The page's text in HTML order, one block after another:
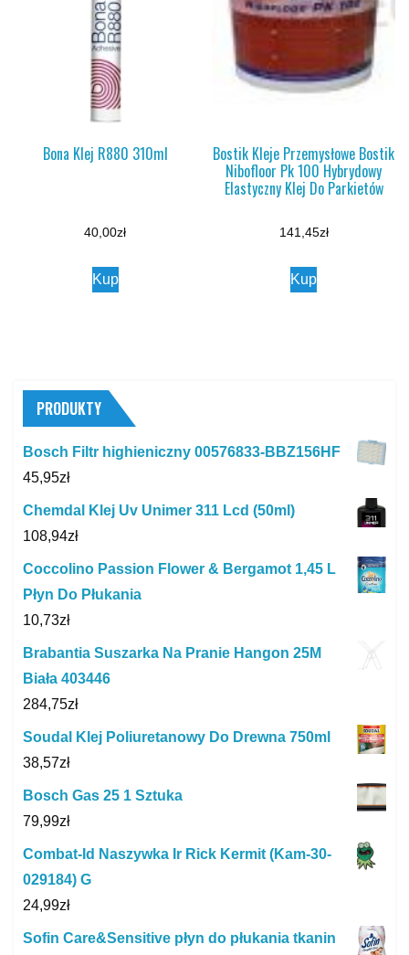
Bona Klej R880 310ml
40,00zł
Kup
Bostik Kleje Przemysłowe Bostik
Nibofloor Pk 100 Hybrydowy
Elastyczny Klej Do Parkietów
141,45zł
Kup
PRODUKTY
Bosch Filtr highieniczny 00576833-BBZ156HF
45,95zł
Chemdal Klej Uv Unimer 311 Lcd (50ml)
108,94zł
Coccolino Passion Flower & Bergamot 1,45 L
Płyn Do Płukania
10,73zł
Brabantia Suszarka Na Pranie Hangon 25M
Biała 403446
284,75zł
Soudal Klej Poliuretanowy Do Drewna 750ml
38,57zł
Bosch Gas 25 1 Sztuka
79,99zł
Combat-Id Naszywka Ir Rick Kermit (Kam-30-
029184) G
24,99zł
Sofin Care&Sensitive płyn do płukania tkanin